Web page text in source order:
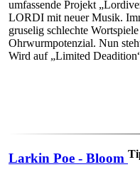
umfassende Projekt
LORDI mit neuer Musik.
gruselig schlechte
Ohrwurmpotenzial. Nun
Wird auf „Limited
Larkin Poe - Bloom